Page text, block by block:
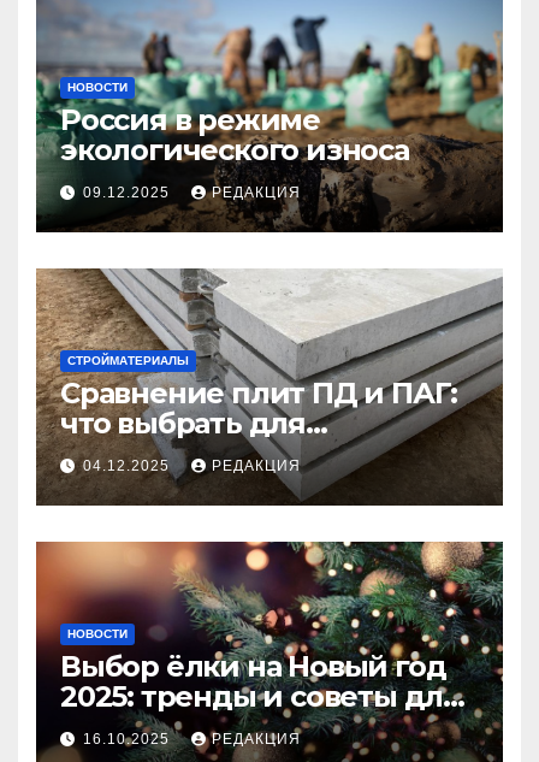
НОВОСТИ
Россия в режиме
экологического износа
09.12.2025 РЕДАКЦИЯ
СТРОЙМАТЕРИАЛЫ
Сравнение плит ПД и ПАГ:
что выбрать для
долговечного и прочного
покрытия
04.12.2025 РЕДАКЦИЯ
НОВОСТИ
Выбор ёлки на Новый год
2025: тренды и советы для
идеального праздника
16.10.2025 РЕДАКЦИЯ